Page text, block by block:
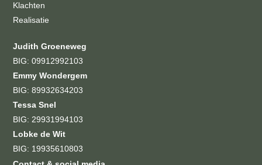
Klachten
Realisatie
Judith Groeneweg
BIG: 09912992103
Emmy Wondergem
BIG: 89932634203
Tessa Snel
BIG: 29931994103
Lobke de Wit
BIG: 19935610803